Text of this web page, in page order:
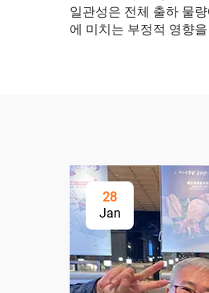
일관성은 전체 출하 물
에 미치는 부정적 영향
28
Jan